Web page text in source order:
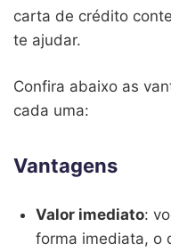
carta de crédito
te ajudar.
Confira abaixo as
cada uma:
Vantagens
Valor imediato:
forma imediata, o